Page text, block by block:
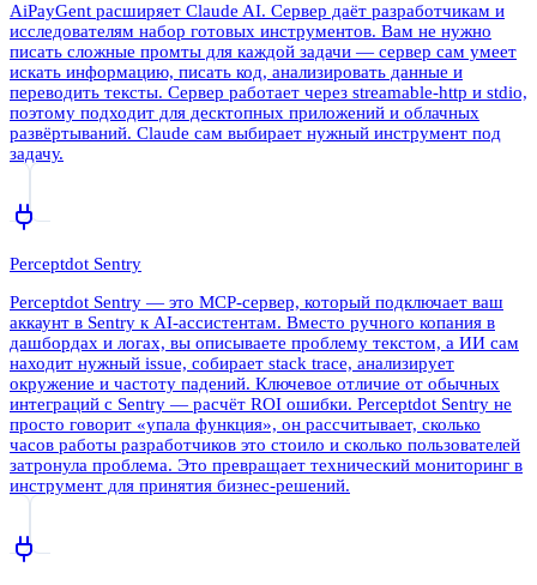
AiPayGent расширяет Claude AI. Сервер даёт разработчикам и
исследователям набор готовых инструментов. Вам не нужно
писать сложные промты для каждой задачи — сервер сам умеет
искать информацию, писать код, анализировать данные и
переводить тексты. Сервер работает через streamable-http и stdio,
поэтому подходит для десктопных приложений и облачных
развёртываний. Claude сам выбирает нужный инструмент под
задачу.
Perceptdot Sentry
Perceptdot Sentry — это MCP-сервер, который подключает ваш
аккаунт в Sentry к AI-ассистентам. Вместо ручного копания в
дашбордах и логах, вы описываете проблему текстом, а ИИ сам
находит нужный issue, собирает stack trace, анализирует
окружение и частоту падений. Ключевое отличие от обычных
интеграций с Sentry — расчёт ROI ошибки. Perceptdot Sentry не
просто говорит «упала функция», он рассчитывает, сколько
часов работы разработчиков это стоило и сколько пользователей
затронула проблема. Это превращает технический мониторинг в
инструмент для принятия бизнес-решений.